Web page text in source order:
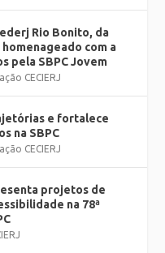
Rio Bonito, da
com a
pela SBPC Jovem
CECIERJ
e fortalece
na SBPC
CECIERJ
projetos de
na 78ª